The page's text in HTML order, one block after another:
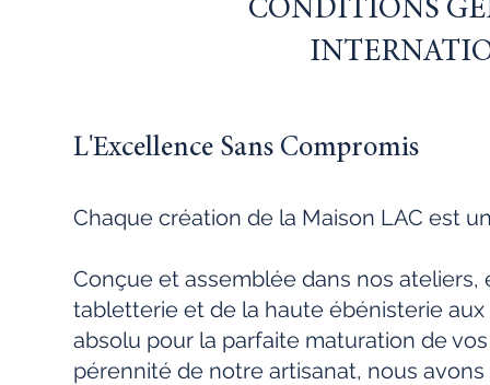
CONDITIONS
L'Excellence Sans Compromis
Chaque création de la Maison LAC est
Conçue et assemblée dans nos
tabletterie et de la haute ébénisterie
absolu pour la parfaite maturation de
pérennité de notre artisanat, nous